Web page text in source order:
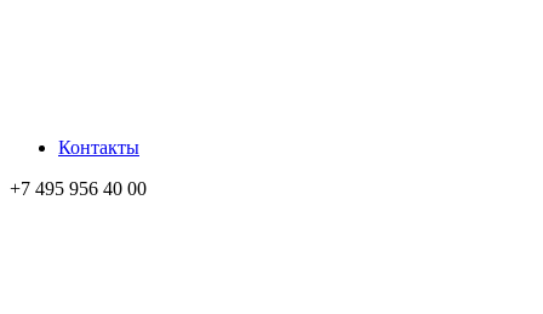
Контакты
+7 495 956 40 00